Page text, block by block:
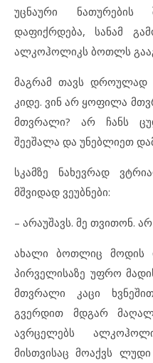
უცნაური ნათურების
დაფიქრდება, სანამ
ალკოჰოლიკს ბოთლს
მაგრამ თავს დროულად
კიდე. ვინ არ ყოფილა
მთვრალი? არ ჩანს
შეეშალა და უნებლიეთ
სკამზე ნახევრად
მშვიდად ვეუბნები:
– არაუშავს. მე თვითონ.
ახალი ბოთლიც მოდის
პირველისაზე უფრო
მთვრალი კაცი
გვერდით მდგარ
ავრცელებს
მისთვისაც მოაქვს